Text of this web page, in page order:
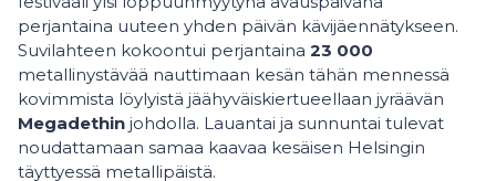
perjantaina uuteen yhden päivän kävijäennätykseen.
Suvilahteen kokoontui perjantaina 23 000
metallinystävää nauttimaan kesän tähän mennessä
kovimmista löylyistä jäähyväiskiertueellaan jyräävän
Megadethin johdolla. Lauantai ja sunnuntai tulevat
noudattamaan samaa kaavaa kesäisen Helsingin
täyttyessä metallipäistä.